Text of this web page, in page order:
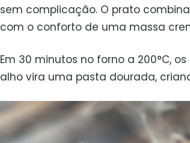
sem complicação. O prato
com o conforto de uma massa
Em 30 minutos no forno a 200°C,
alho vira uma pasta dourada,